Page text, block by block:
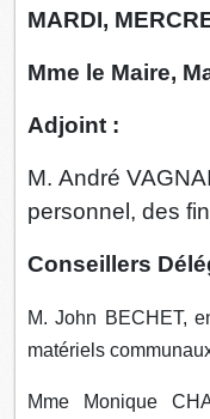
MARDI,
Mme le Maire,
Adjoint :
M. André
personnel, des
Conseillers
M. John BECHET,
matériels
Mme Monique